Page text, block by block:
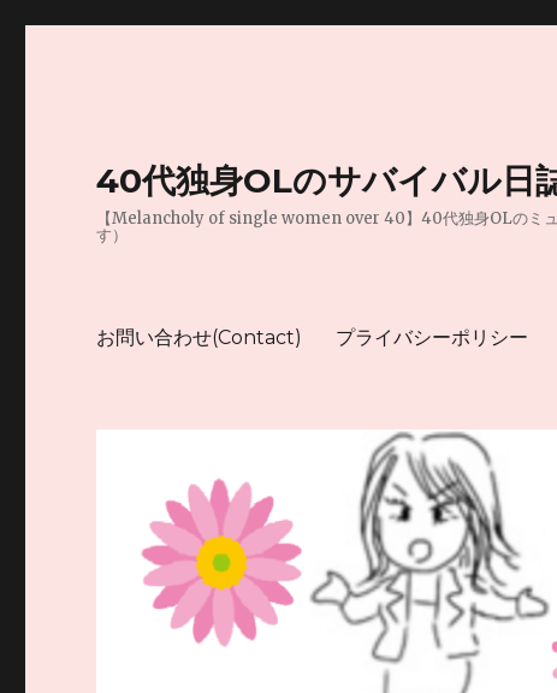
40代独身OLのサバイバル日
【Melancholy of single women over 40】40代独身OLのミュ
す）
お問い合わせ(Contact) プライバシーポリシー